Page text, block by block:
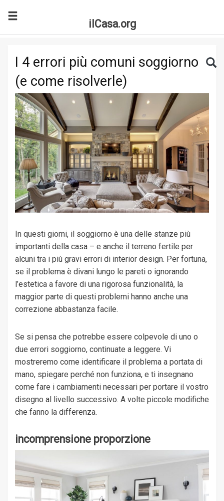
ilCasa.org
Search for:
I 4 errori più comuni soggiorno
(e come risolverle)
In questi giorni, il soggiorno è una delle stanze più
importanti della casa – e anche il terreno fertile per
alcuni tra i più gravi errori di interior design. Per fortuna,
se il problema è divani lungo le pareti o ignorando
l’estetica a favore di una rigorosa funzionalità, la
maggior parte di questi problemi hanno anche una
correzione abbastanza facile.
Se si pensa che potrebbe essere colpevole di uno o
due errori soggiorno, continuate a leggere. Vi
mostreremo come identificare il problema a portata di
mano, spiegare perché non funziona, e ti insegnano
come fare i cambiamenti necessari per portare il vostro
disegno al livello successivo. A volte piccole modifiche
che fanno la differenza.
incomprensione proporzione